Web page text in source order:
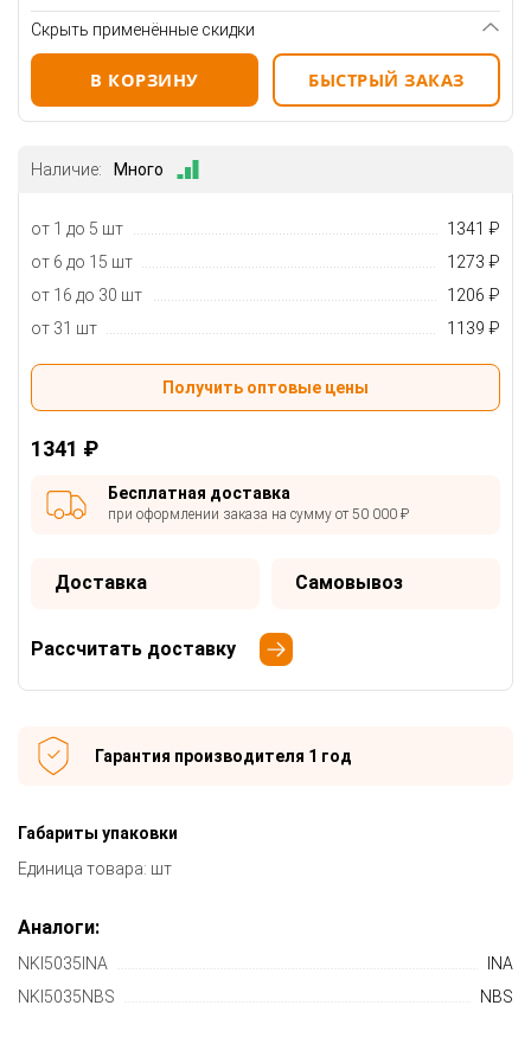
Скрыть применённые скидки
В КОРЗИНУ БЫСТРЫЙ ЗАКАЗ
Наличие: Много
от 1 до 5 шт
1341 ₽
от 6 до 15 шт
1273 ₽
от 16 до 30 шт
1206 ₽
от 31 шт
1139 ₽
Получить оптовые цены
1341 ₽
Бесплатная доставка
при оформлении заказа на сумму от 50 000 ₽
Доставка Самовывоз
Рассчитать доставку
Гарантия производителя 1 год
Габариты упаковки
Единица товара: шт
Аналоги:
NKI5035INA
INA
NKI5035NBS
NBS